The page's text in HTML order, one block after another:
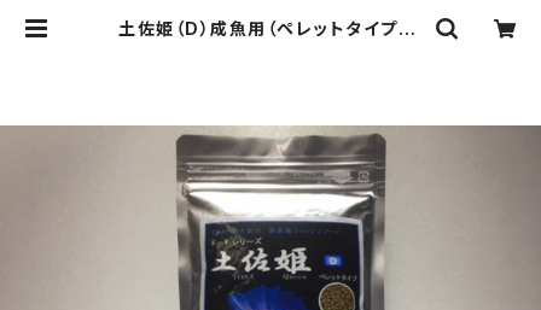
土佐姫（D）成魚用（ペレットタイプ） |